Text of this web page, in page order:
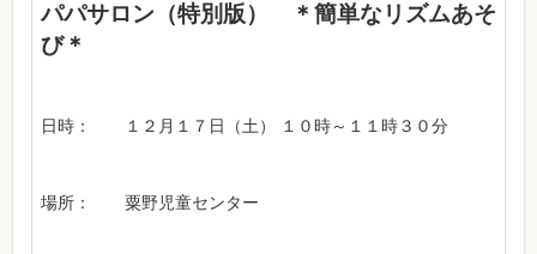
パパサロン（特別版） ＊簡単なリズムあそ
び＊
日時： １２月１７日（土） １０時～１１時３０分
場所： 粟野児童センター